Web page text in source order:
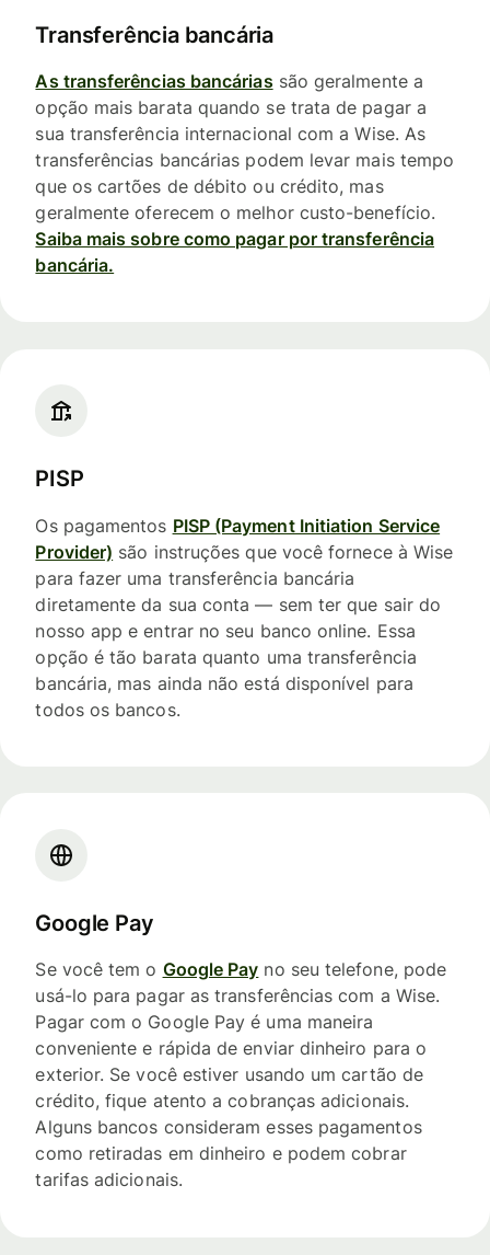
Transferência bancária
As transferências bancáriassão geralmente a
opção mais barata quando se trata de pagar a
sua transferência internacional com a Wise. As
transferências bancárias podem levar mais tempo
que os cartões de débito ou crédito, mas
geralmente oferecem o melhor custo-benefício.
Saiba mais sobre como pagar por transferência
bancária.
PISP
Os pagamentos PISP (Payment Initiation Service
Provider) são instruções que você fornece à Wise
para fazer uma transferência bancária
diretamente da sua conta — sem ter que sair do
nosso app e entrar no seu banco online. Essa
opção é tão barata quanto uma transferência
bancária, mas ainda não está disponível para
todos os bancos.
Google Pay
Se você tem o Google Pay no seu telefone, pode
usá-lo para pagar as transferências com a Wise.
Pagar com o Google Pay é uma maneira
conveniente e rápida de enviar dinheiro para o
exterior. Se você estiver usando um cartão de
crédito, fique atento a cobranças adicionais.
Alguns bancos consideram esses pagamentos
como retiradas em dinheiro e podem cobrar
tarifas adicionais.